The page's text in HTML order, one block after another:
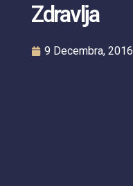
Zdravlja
9 Decembra, 2016